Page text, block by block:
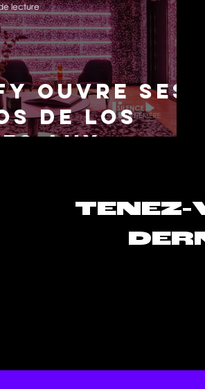
ouvre ses
de Los
aux
lecture